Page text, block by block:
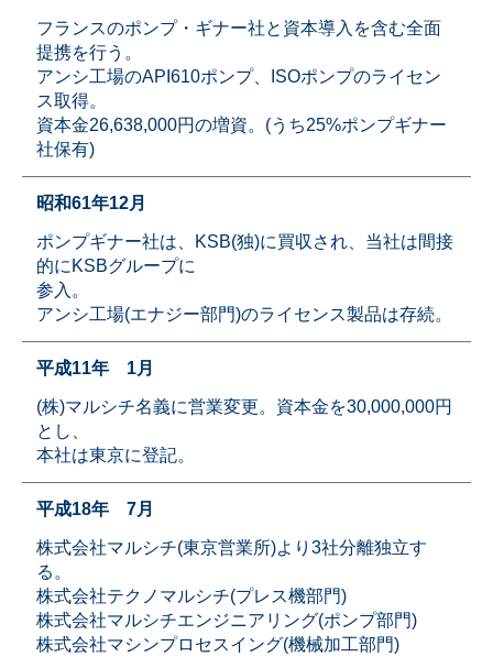
フランスのポンプ・ギナー社と資本導入を含む全面
提携を行う。
アンシ工場のAPI610ポンプ、ISOポンプのライセン
ス取得。
資本金26,638,000円の増資。(うち25%ポンプギナー
社保有)
昭和61年12月
ポンプギナー社は、KSB(独)に買収され、当社は間接
的にKSBグループに
参入。
アンシ工場(エナジー部門)のライセンス製品は存続。
平成11年 1月
(株)マルシチ名義に営業変更。資本金を30,000,000円
とし、
本社は東京に登記。
平成18年 7月
株式会社マルシチ(東京営業所)より3社分離独立す
る。
株式会社テクノマルシチ(プレス機部門)
株式会社マルシチエンジニアリング(ポンプ部門)
株式会社マシンプロセスイング(機械加工部門)